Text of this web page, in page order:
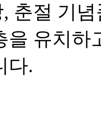
춘절 기
을 유치하
다.